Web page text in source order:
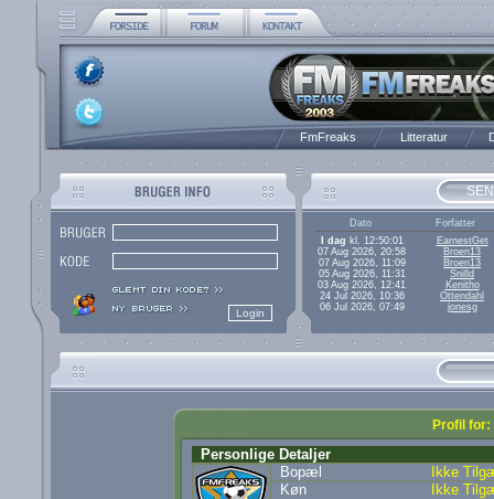
FmFreaks Litteratur
Dato
Forfatter
I dag kl. 12:50:01
EarnestGet
07 Aug 2026, 20:58
Broen13
07 Aug 2026, 11:09
Broen13
05 Aug 2026, 11:31
Snilld
03 Aug 2026, 12:41
Kenitho
24 Jul 2026, 10:36
Ottendahl
06 Jul 2026, 07:49
jonesg
Profil for:
Personlige Detaljer
Bopæl
Ikke
Køn
Ikke